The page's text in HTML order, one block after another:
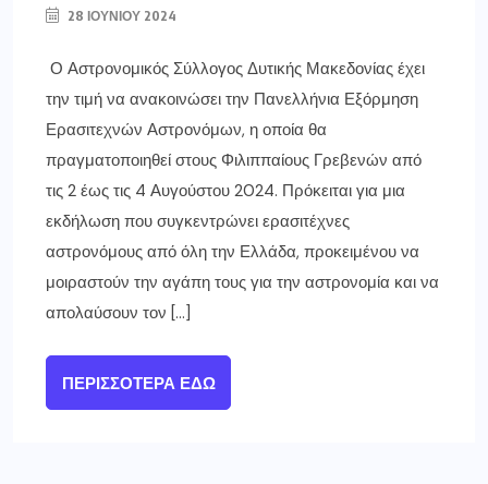
28 ΙΟΥΝΊΟΥ 2024
Ο Αστρονομικός Σύλλογος Δυτικής Μακεδονίας έχει
την τιμή να ανακοινώσει την Πανελλήνια Εξόρμηση
Ερασιτεχνών Αστρονόμων, η οποία θα
πραγματοποιηθεί στους Φιλιππαίους Γρεβενών από
τις 2 έως τις 4 Αυγούστου 2024. Πρόκειται για μια
εκδήλωση που συγκεντρώνει ερασιτέχνες
αστρονόμους από όλη την Ελλάδα, προκειμένου να
μοιραστούν την αγάπη τους για την αστρονομία και να
απολαύσουν τον […]
ΠΕΡΙΣΣΌΤΕΡΑ ΕΔΏ